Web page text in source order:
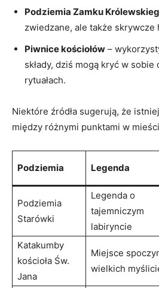
Podziemia Zamku
zwiedzane, ale także
Piwnice kościołów –
składy, dziś mogą kryć w
rytuałach.
Niektóre źródła sugerują, że
między różnymi punktami w
Podziemia Legenda
Podziemia
Starówki
Legenda o
tajemniczym
labiryncie
Katakumby
kościoła Św.
Jana
Miejsce
wielkich